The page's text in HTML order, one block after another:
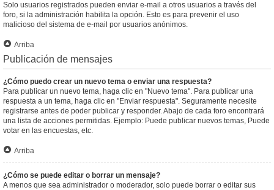
Solo usuarios registrados pueden enviar e-mail a otros usuarios a través del
foro, si la administración habilita la opción. Esto es para prevenir el uso
malicioso del sistema de e-mail por usuarios anónimos.
Arriba
Publicación de mensajes
¿Cómo puedo crear un nuevo tema o enviar una respuesta?
Para publicar un nuevo tema, haga clic en "Nuevo tema". Para publicar una
respuesta a un tema, haga clic en "Enviar respuesta". Seguramente necesite
registrarse antes de poder publicar y responder. Abajo de cada foro encontrará
una lista de acciones permitidas. Ejemplo: Puede publicar nuevos temas, Puede
votar en las encuestas, etc.
Arriba
¿Cómo se puede editar o borrar un mensaje?
A menos que sea administrador o moderador, solo puede borrar o editar sus